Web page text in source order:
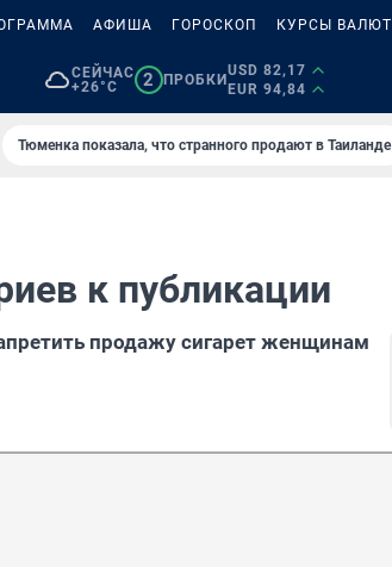
АФИША ГОРОСКОП КУРСЫ ВАЛЮТ
СЕЙЧАС
+26°C
2 ПРОБКИ
USD 82,17
EUR 94,84
Тюменка показала, что странного продают в Таиланде
к публикации
продажу сигарет женщинам